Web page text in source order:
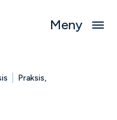
Meny
| Praksis,